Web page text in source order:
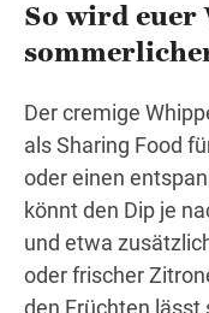
So wird euer
Der cremige
als Sharing Food
oder einen
könnt den Dip je
und etwa
oder frischer
den Früchten